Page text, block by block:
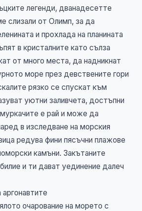
легенди, дванадесетте
слизали от Олимп, за да
и прохлада на планината
в кристалните като сълза
от много места, да надникнат
море през девствените гори
рязко се спускат към
уютни заливчета, достъпни
е рай и може да
в изследване на морския
редува фини пясъчни плажове
камъни. Закътаните
и ти дават уединение далеч
очарование на морето с